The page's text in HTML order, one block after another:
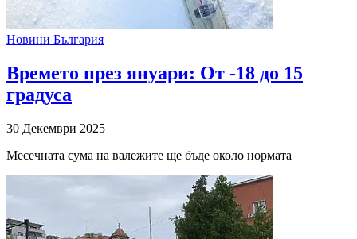
Новини България
Времето през януари: От -18 до 15
градуса
30 Декември 2025
Месечната сума на валежите ще бъде около нормата